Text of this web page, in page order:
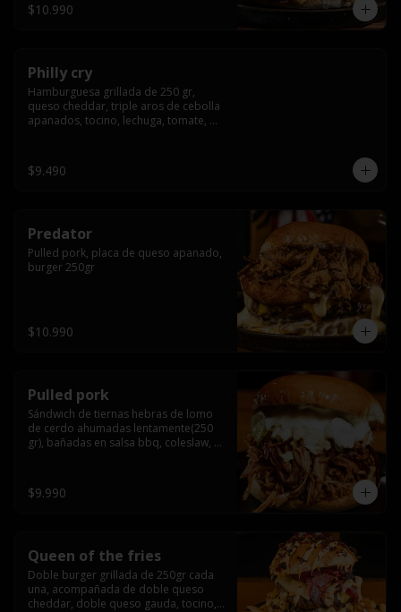
$10.990
Philly cry
Hamburguesa grillada de 250 gr,
queso cheddar, triple aros de cebolla
apanados, tocino, lechuga, tomate,
$9.490
Predator
Pulled pork, placa de queso apanado,
burger 250gr
$10.990
Pulled pork
Sándwich de tiernas hebras de lomo
de cerdo ahumadas lentamente(250
gr), bañadas en salsa bbq, coleslaw,
$9.990
Queen of the fries
Doble burger grillada de 250gr cada
una, acompañada de doble queso
cheddar, doble queso gauda, tocino,